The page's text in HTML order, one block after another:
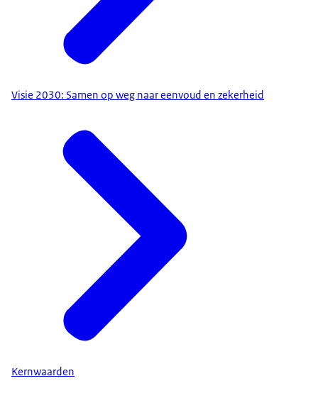
Visie 2030: Samen op weg naar eenvoud en zekerheid
Kernwaarden